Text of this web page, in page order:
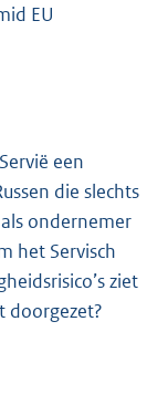
EU
een
die slechts
ondernemer
het Servisch
ziet
doorgezet?